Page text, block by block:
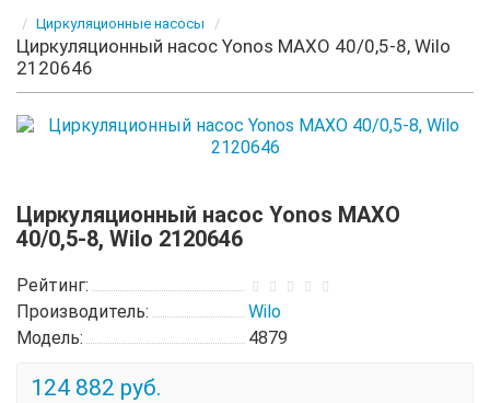
Циркуляционные насосы
Циркуляционный насос Yonos MAXO 40/0,5-8, Wilo
2120646
Циркуляционный насос Yonos MAXO
40/0,5-8, Wilo 2120646
Рейтинг:
Производитель:
Wilo
Модель:
4879
124 882 руб.